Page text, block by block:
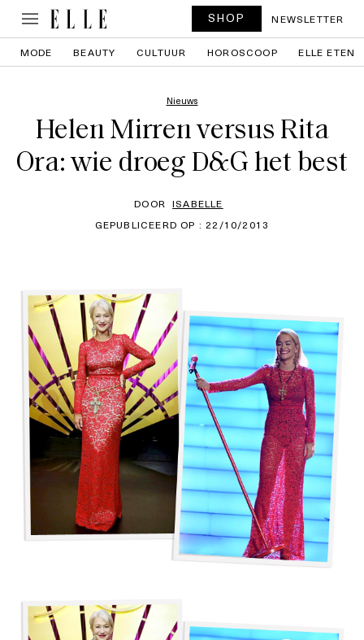
SHOP NEWSLETTER
MODE BEAUTY CULTUUR HOROSCOOP ELLE ETEN
Nieuws
Helen Mirren versus Rita
Ora: wie droeg D&G het best
DOOR ISABELLE
GEPUBLICEERD OP : 22/10/2013